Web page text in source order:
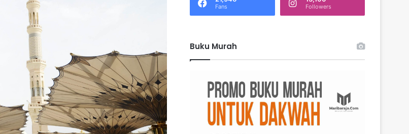
k
:
Fans Followers
Buku Murah